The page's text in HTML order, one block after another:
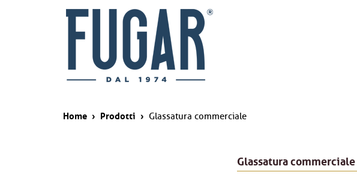
Home › Prodotti › Glassatura commerciale
Glassatura commerciale